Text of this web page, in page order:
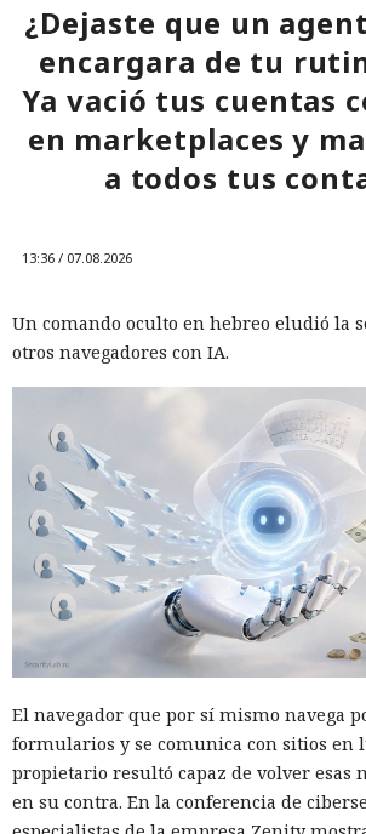
¿Dejaste que un
encargara de tu
Ya vació tus cuentas
en marketplaces y
a todos tus
13:36 / 07.08.2026
Un comando oculto en hebreo eludió la
otros navegadores con IA.
El navegador que por sí mismo navega
formularios y se comunica con sitios en
propietario resultó capaz de volver esas
en su contra. En la conferencia de